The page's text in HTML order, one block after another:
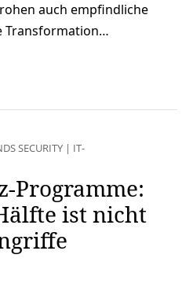
auch empfindliche
Transformation…
SECURITY | IT-
Programme:
ist nicht